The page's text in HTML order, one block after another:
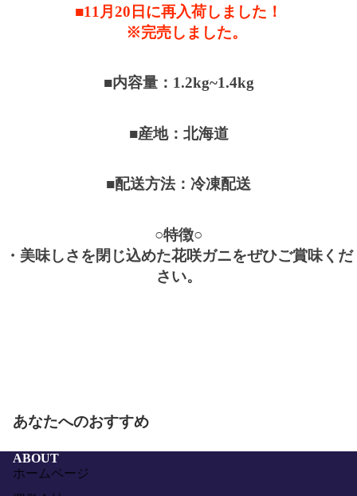
■11月20日に再入荷しました！
※完売しました。
■内容量：1.2kg~1.4kg
■産地：北海道
■配送方法：冷凍配送
○特徴○
・美味しさを閉じ込めた花咲ガニをぜひご賞味くだ
さい。
あなたへのおすすめ
ABOUT
ホームページ